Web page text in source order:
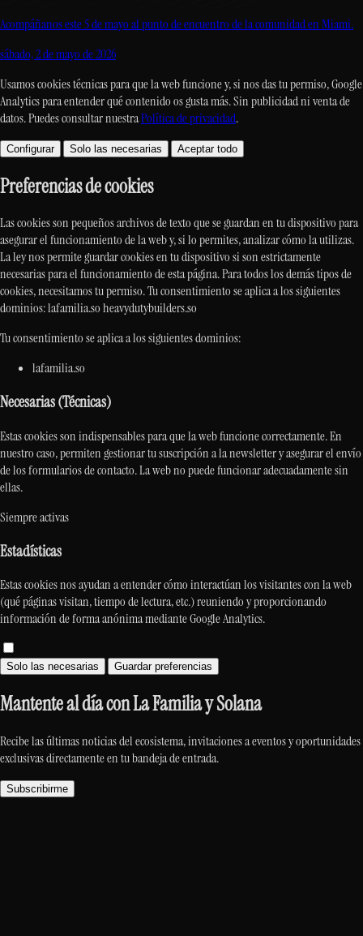
Acompáñanos este 5 de mayo al punto de encuentro de la comunidad en Miami.
sábado, 2 de mayo de 2026
Usamos cookies técnicas para que la web funcione y, si nos das tu permiso, Google
Analytics para entender qué contenido os gusta más. Sin publicidad ni venta de
datos. Puedes consultar nuestraPolítica de privacidad.
Configurar Solo las necesarias Aceptar todo
Preferencias de cookies
Las cookies son pequeños archivos de texto que se guardan en tu dispositivo para
asegurar el funcionamiento de la web y, si lo permites, analizar cómo la utilizas.
La ley nos permite guardar cookies en tu dispositivo si son estrictamente
necesarias para el funcionamiento de esta página. Para todos los demás tipos de
cookies, necesitamos tu permiso. Tu consentimiento se aplica a los siguientes
dominios: lafamilia.so heavydutybuilders.so
Tu consentimiento se aplica a los siguientes dominios:
lafamilia.so
Necesarias (Técnicas)
Estas cookies son indispensables para que la web funcione correctamente. En
nuestro caso, permiten gestionar tu suscripción a la newsletter y asegurar el envío
de los formularios de contacto. La web no puede funcionar adecuadamente sin
ellas.
Siempre activas
Estadísticas
Estas cookies nos ayudan a entender cómo interactúan los visitantes con la web
(qué páginas visitan, tiempo de lectura, etc.) reuniendo y proporcionando
información de forma anónima mediante Google Analytics.
Solo las necesarias Guardar preferencias
Mantente al día con La Familia y Solana
Recibe las últimas noticias del ecosistema, invitaciones a eventos y oportunidades
exclusivas directamente en tu bandeja de entrada.
Subscribirme